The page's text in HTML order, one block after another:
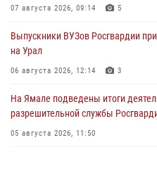
07 августа 2026, 09:14 5
Выпускники ВУЗов Росгвардии
на Урал
06 августа 2026, 12:14 3
На Ямале подведены итоги
разрешительной службы
05 августа 2026, 11:50